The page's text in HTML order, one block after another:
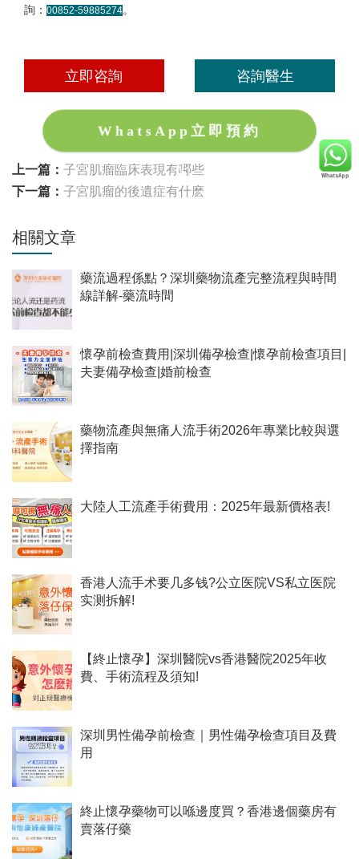
詢： 00852-59885274。
立即咨詢 咨詢醫生
WhatsApp立即預約
上一篇： 子宮肌瘤臨床表現有哪些
下一篇： 子宮肌瘤的後遺症有什麽
相關文章
藥流過程係點？深圳藥物流產完整流程與時間
線詳解-藥流時間
懷孕前檢查費用|深圳備孕檢查|懷孕前檢查項目|
夫妻備孕檢查|婚前檢查
藥物流產與無痛人流手術2026年專業比較與選
擇指南
大陸人工流產手術費用：2025年最新價格表!
香港人流手术要几多钱?公立医院VS私立医院
实测拆解!
【終止懷孕】深圳醫院vs香港醫院2025年收
費、手術流程及須知!
深圳男性備孕前檢查｜男性備孕檢查項目及費
用
終止懷孕藥物可以喺邊度買？香港邊個藥房有
賣落仔藥